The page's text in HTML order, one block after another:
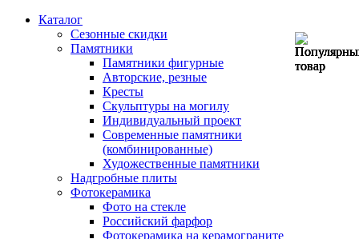
Каталог
Сезонные скидки
Памятники
Памятники фигурные
Авторские, резные
Кресты
Скульптуры на могилу
Индивидуальный проект
Современные памятники
(комбинированные)
Художественные памятники
Надгробные плиты
Фотокерамика
Фото на стекле
Российский фарфор
Фотокерамика на керамограните